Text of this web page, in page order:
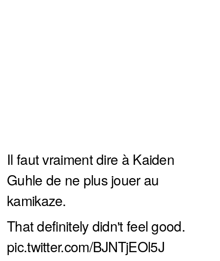
Il faut vraiment dire à Kaiden
Guhle de ne plus jouer au
kamikaze.
That definitely didn't feel good.
pic.twitter.com/BJNTjEOl5J